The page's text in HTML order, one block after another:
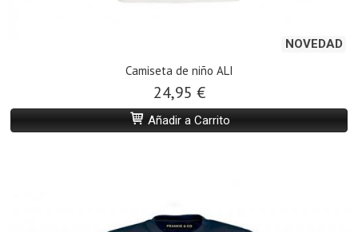
NOVEDAD
Camiseta de niño ALI
24,95 €
Añadir a Carrito